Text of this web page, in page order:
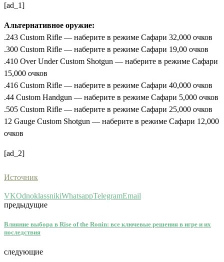
[ad_1]
Альтернативное оружие:
.243 Custom Rifle — наберите в режиме Сафари 32,000 очков
.300 Custom Rifle — наберите в режиме Сафари 19,00 очков
.410 Over Under Custom Shotgun — наберите в режиме Сафари
15,000 очков
.416 Custom Rifle — наберите в режиме Сафари 40,000 очков
.44 Custom Handgun — наберите в режиме Сафари 5,000 очков
.505 Custom Rifle — наберите в режиме Сафари 25,000 очков
12 Gauge Custom Shotgun — наберите в режиме Сафари 12,000
очков
[ad_2]
Источник
VKOdnoklassnikiWhatsappTelegramEmail
предыдущие
Влияние выбора в Rise of the Ronin: все ключевые решения в игре и их
последствия
следующие